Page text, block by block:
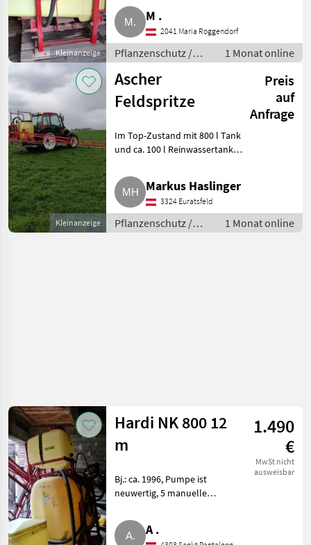
Kleinanzeige
Privatverkauf, keine
Rücknahme, Garantie oder
Gewährleistung. Pflanzenschut
M .
2041 Maria Roggendorf
Pflanzenschutz /
Feldspritzen
1 Monat online
Kleinanzeige
Ascher
Feldspritze
Preis
auf
Anfrage
Im Top-Zustand mit 800 l Tank
und ca. 100 l Reinwassertank
Breite, hydr. Hangausgleich und
Höhenverstellung, mit Profi
Lechner Düsen, ink
Markus Haslinger
3324 Euratsfeld
Pflanzenschutz /
Feldspritzen
1 Monat online
Hardi NK 800 12
m
1.490
€
MwSt nicht
ausweisbar
Bj.: ca. 1996, Pumpe ist
neuwertig, 5 manuelle
Fassungsvermögen, 120 l
Reinwassertank,
A .